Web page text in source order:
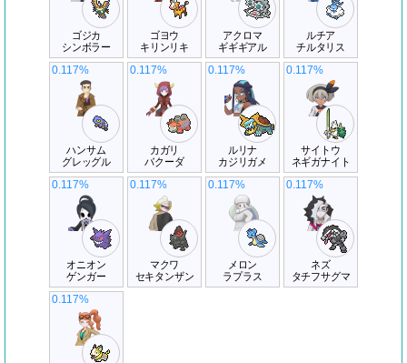
ゴジカ
シンボラー
ゴヨウ
キリンリキ
アクロマ
ギギギアル
ルチア
チルタリス
ハンサム
グレッグル
0.117%
カガリ
バクーダ
0.117%
ルリナ
カジリガメ
0.117%
サイトウ
ネギガナイト
0.117%
オニオン
ゲンガー
0.117%
マクワ
セキタンザン
0.117%
メロン
ラプラス
0.117%
ネズ
タチフサグマ
0.117%
0.117%